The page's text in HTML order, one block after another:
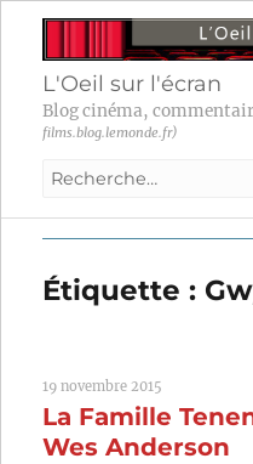
L'Oeil sur l'écran
Blog cinéma,
films.blog.lemonde.fr)
Recherche
:
Étiquette :
19 novembre 2015
La Famille
Wes Anderson